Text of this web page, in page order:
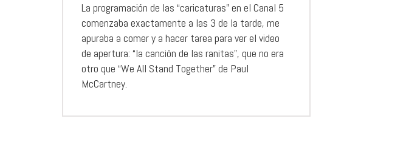
La programación de las “caricaturas” en el Canal 5
comenzaba exactamente a las 3 de la tarde, me
apuraba a comer y a hacer tarea para ver el video
de apertura: “la canción de las ranitas”, que no era
otro que “We All Stand Together” de Paul
McCartney.